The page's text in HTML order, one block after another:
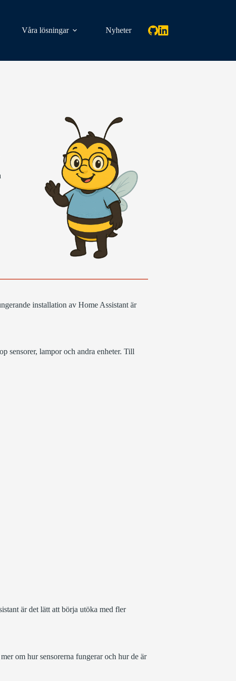
Våra lösningar Nyheter
installation av Home Assistant är
sensorer, lampor och andra enheter. Till
är det lätt att börja utöka med fler
om hur sensorerna fungerar och hur de är